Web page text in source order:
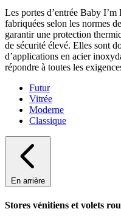
Les portes d’entrée Baby
fabriquées selon les normes
garantir une protection
de sécurité élevé. Elles sont
d’applications en acier
répondre à toutes les
Futur
Vitrée
Moderne
Classique
En arrière
Stores vénitiens et volets